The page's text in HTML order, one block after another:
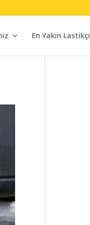
En Yakın Lastikçi